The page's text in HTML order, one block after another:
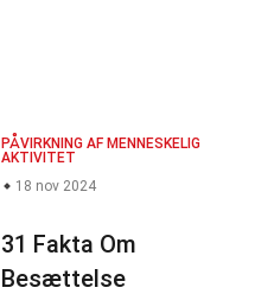
PÅVIRKNING AF MENNESKELIG
AKTIVITET
18 nov 2024
31 Fakta Om
Besættelse